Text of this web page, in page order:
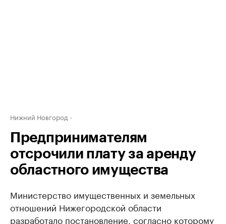
Нижний Новгород
Предпринимателям
отсрочили плату за аренду
областного имущества
Министерство имущественных и земельных
отношений Нижегородской области
разработало постановление, согласно которому